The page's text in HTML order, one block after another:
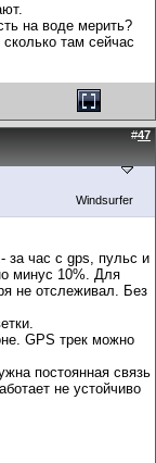
на воде мерить?
там сейчас
#47
Windsurfer
за час с gps, пульс и
минус 10%. Для
не отслеживал. Без
GPS трек можно
постоянная связь
не устойчиво